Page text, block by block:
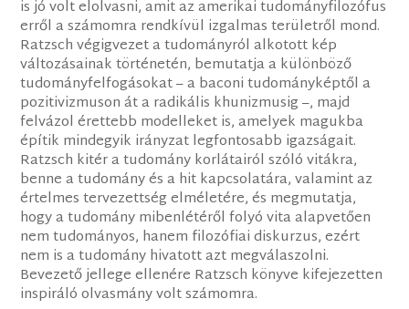
is jó volt elolvasni, amit az amerikai tudományfilozófus
erről a számomra rendkívül izgalmas területről mond.
Ratzsch végigvezet a tudományról alkotott kép
változásainak történetén, bemutatja a különböző
tudományfelfogásokat – a baconi tudományképtől a
pozitivizmuson át a radikális khunizmusig –, majd
felvázol érettebb modelleket is, amelyek magukba
építik mindegyik irányzat legfontosabb igazságait.
Ratzsch kitér a tudomány korlátairól szóló vitákra,
benne a tudomány és a hit kapcsolatára, valamint az
értelmes tervezettség elméletére, és megmutatja,
hogy a tudomány mibenlétéről folyó vita alapvetően
nem tudományos, hanem filozófiai diskurzus, ezért
nem is a tudomány hivatott azt megválaszolni.
Bevezető jellege ellenére Ratzsch könyve kifejezetten
inspiráló olvasmány volt számomra.